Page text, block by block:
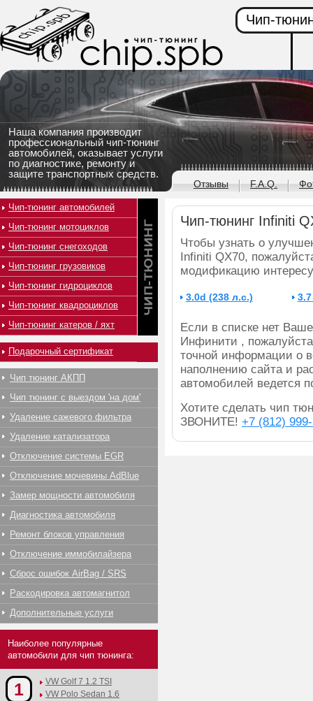
Наша компания производит
профессиональный чип-тюнинг
автомобилей, оказывает услуги
по диагностике, ремонту и
защите транспортных средств.
Чип-
Отзывы F.A.Q.
Чип-тюнинг Infiniti
Чтобы узнать о
Infiniti QX70,
модификацию
3.0d (238 л.с.)
Если в списке нет
Инфинити ,
точной информации о
наполнению сайта и
автомобилей ведется
Хотите сделать чип
ЗВОНИТЕ! +7 (812)
Чип-тюнинг автомобилей
Чип-тюнинг мотоциклов
Чип-тюнинг снегоходов
Чип-тюнинг грузовиков
Чип-тюнинг гидроциклов
Чип-тюнинг квадроциклов
Чип-тюнинг катеров / яхт
Подарочный сертификат
Чип тюнинг АКПП
Чип тюнинг с выездом 'на дом'
Удаление сажевого фильтра
Удаление катализатора
Отключение системы EGR
Отключение мочевины AdBlue
Замер мощности автомобиля
Диагностика автомобиля
Ремонт блоков управления
Отключение иммобилайзера
Сброс ошибок AirBag / SRS
Раскодировка автомагнитол
Дополнительные услуги
Наиболее популярные
автомобили для чип тюнинга:
1
VW Golf 7 1.2 TSI
VW Polo Sedan 1.6